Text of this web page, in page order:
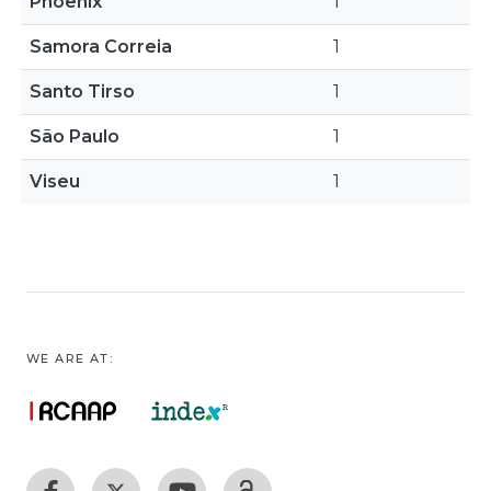
Samora Correia 1
Santo Tirso 1
São Paulo 1
Viseu 1
WE ARE AT: